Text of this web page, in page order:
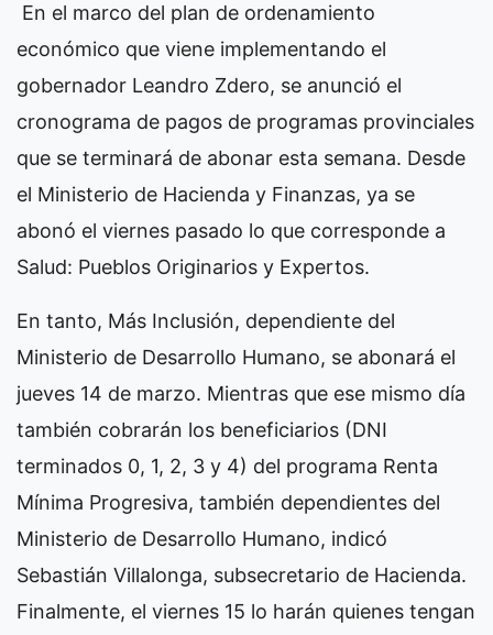
En el marco del plan de ordenamiento
económico que viene implementando el
gobernador Leandro Zdero, se anunció el
cronograma de pagos de programas provinciales
que se terminará de abonar esta semana. Desde
el Ministerio de Hacienda y Finanzas, ya se
abonó el viernes pasado lo que corresponde a
Salud: Pueblos Originarios y Expertos.
En tanto, Más Inclusión, dependiente del
Ministerio de Desarrollo Humano, se abonará el
jueves 14 de marzo. Mientras que ese mismo día
también cobrarán los beneficiarios (DNI
terminados 0, 1, 2, 3 y 4) del programa Renta
Mínima Progresiva, también dependientes del
Ministerio de Desarrollo Humano, indicó
Sebastián Villalonga, subsecretario de Hacienda.
Finalmente, el viernes 15 lo harán quienes tengan